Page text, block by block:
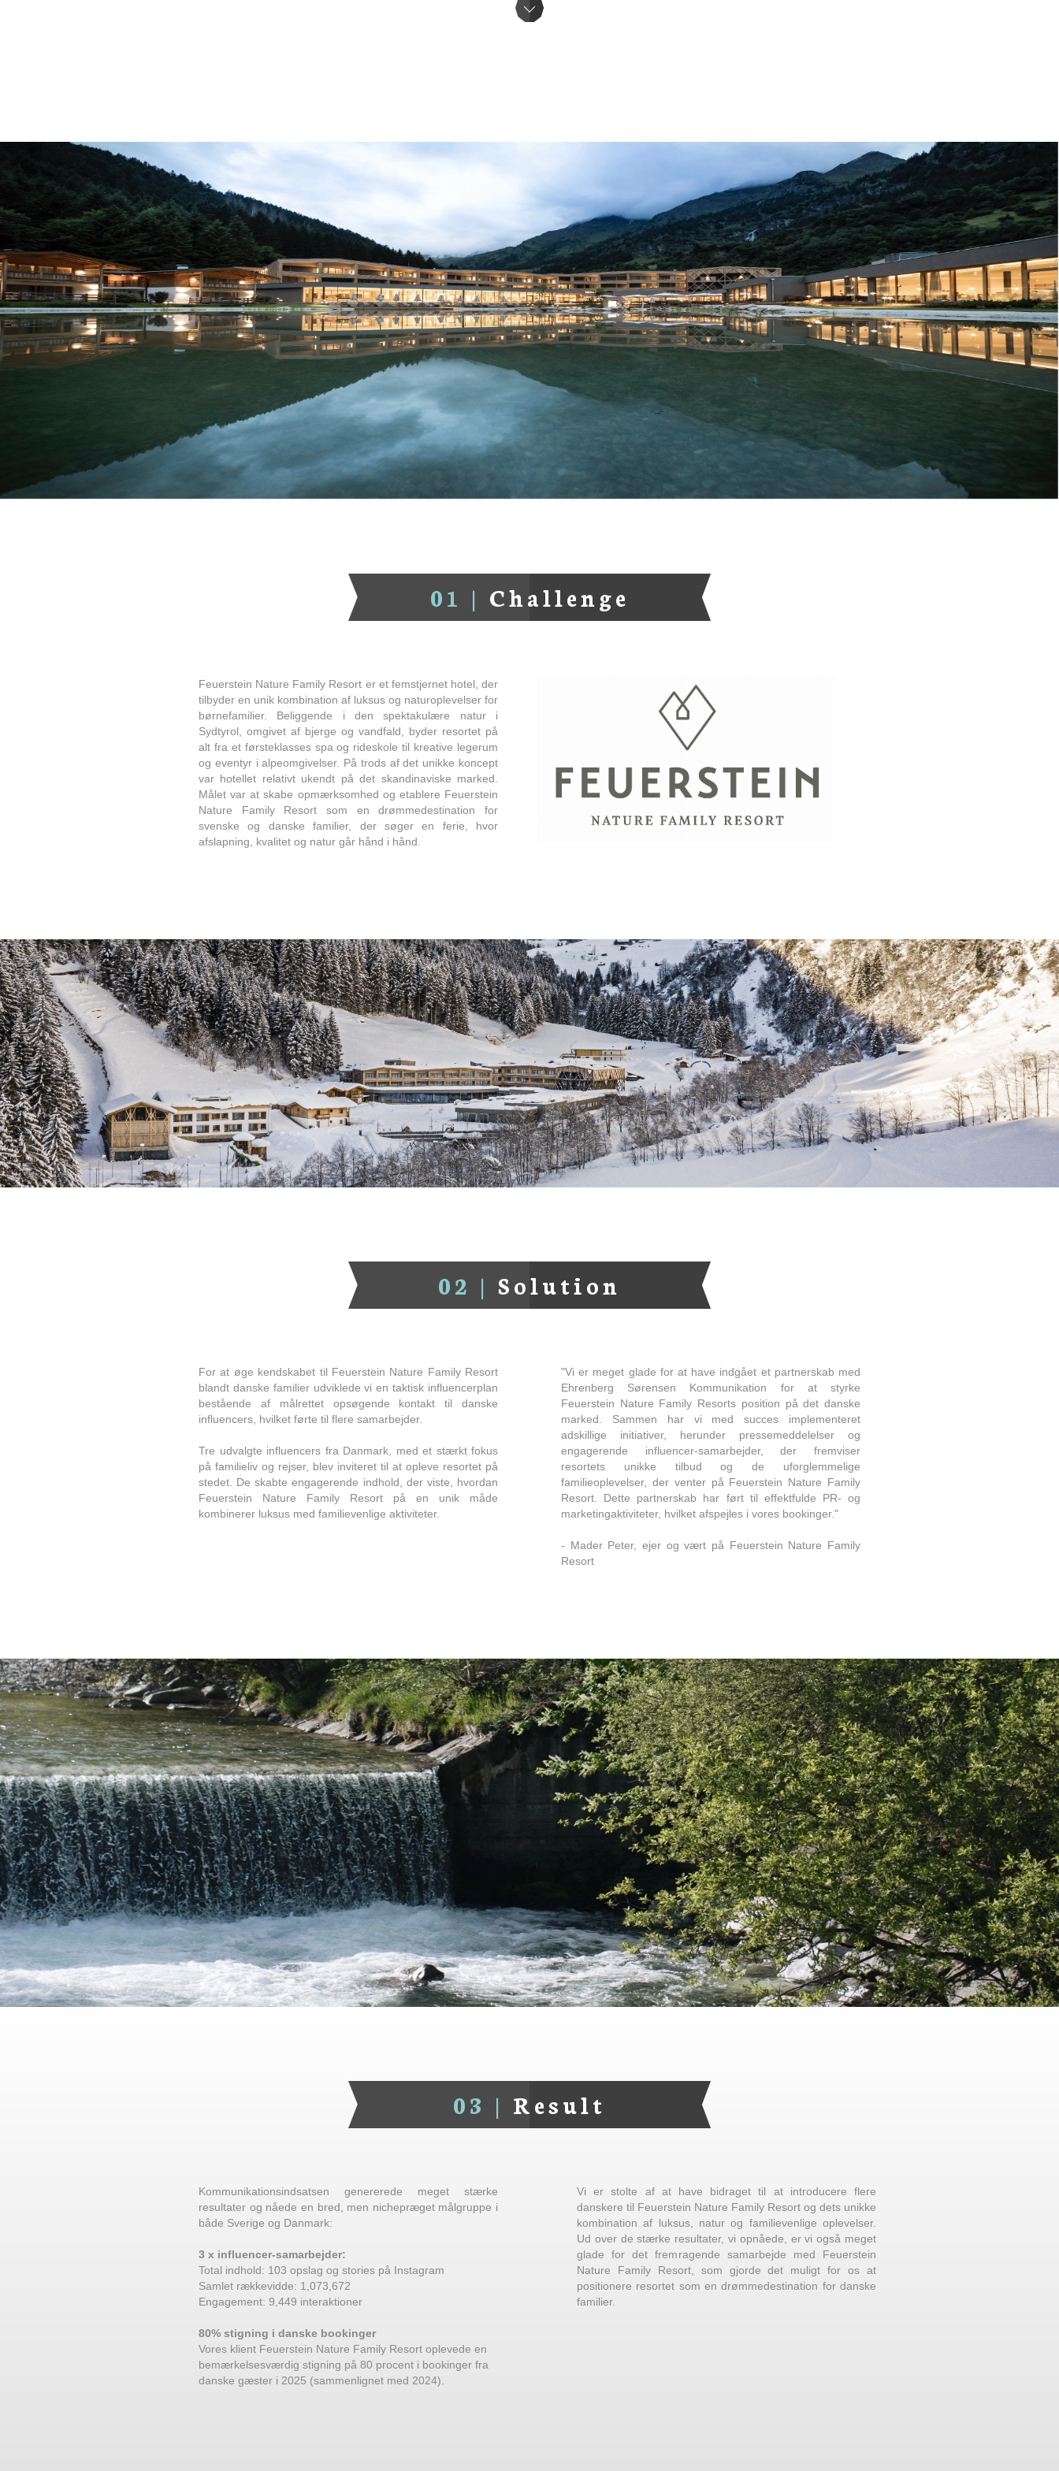
01 | Challenge
Feuerstein Nature Family Resort er et femstjernet hotel, der
tilbyder en unik kombination af luksus og naturoplevelser for
børnefamilier. Beliggende i den spektakulære natur i
Sydtyrol, omgivet af bjerge og vandfald, byder resortet på
alt fra et førsteklasses spa og rideskole til kreative legerum
og eventyr i alpeomgivelser. På trods af det unikke koncept
var hotellet relativt ukendt på det skandinaviske marked.
Målet var at skabe opmærksomhed og etablere Feuerstein
Nature Family Resort som en drømmedestination for
svenske og danske familier, der søger en ferie, hvor
afslapning, kvalitet og natur går hånd i hånd.
02 | Solution
For at øge kendskabet til Feuerstein Nature Family Resort
blandt danske familier udviklede vi en taktisk influencerplan
bestående af målrettet opsøgende kontakt til danske
influencers, hvilket førte til flere samarbejder.​​
Tre udvalgte influencers fra Danmark, med et stærkt fokus
på familieliv og rejser, blev inviteret til at opleve resortet på
stedet. De skabte engagerende indhold, der viste, hvordan
Feuerstein Nature Family Resort på en unik måde
kombinerer luksus med familievenlige aktiviteter.​
"Vi er meget glade for at have indgået et partnerskab med
Ehrenberg Sørensen Kommunikation for at styrke
Feuerstein Nature Family Resorts position på det danske
marked. Sammen har vi med succes implementeret
adskillige initiativer, herunder pressemeddelelser og
engagerende influencer-samarbejder, der fremviser
resortets unikke tilbud og de uforglemmelige
familieoplevelser, der venter på Feuerstein Nature Family
Resort. Dette partnerskab har ført til effektfulde PR- og
marketingaktiviteter, hvilket afspejles i vores bookinger."​​
- Mader Peter, ejer og vært på Feuerstein Nature Family
Resort
03 | Result
Kommunikationsindsatsen genererede meget stærke
resultater og nåede en bred, men nichepræget målgruppe i
både Sverige og Danmark:
3 x influencer-samarbejder:
Total indhold: 103 opslag og stories på Instagram​
Samlet rækkevidde: 1,073,672​
Engagement: 9,449 interaktioner
80% stigning i danske bookinger ​
Vores klient Feuerstein Nature Family Resort oplevede en
bemærkelsesværdig stigning på 80 procent i bookinger fra
danske gæster i 2025 (sammenlignet med 2024).
Vi er stolte af at have bidraget til at introducere flere
danskere til Feuerstein Nature Family Resort og dets unikke
kombination af luksus, natur og familievenlige oplevelser.
Ud over de stærke resultater, vi opnåede, er vi også meget
glade for det fremragende samarbejde med Feuerstein
Nature Family Resort, som gjorde det muligt for os at
positionere resortet som en drømmedestination for danske
familier.